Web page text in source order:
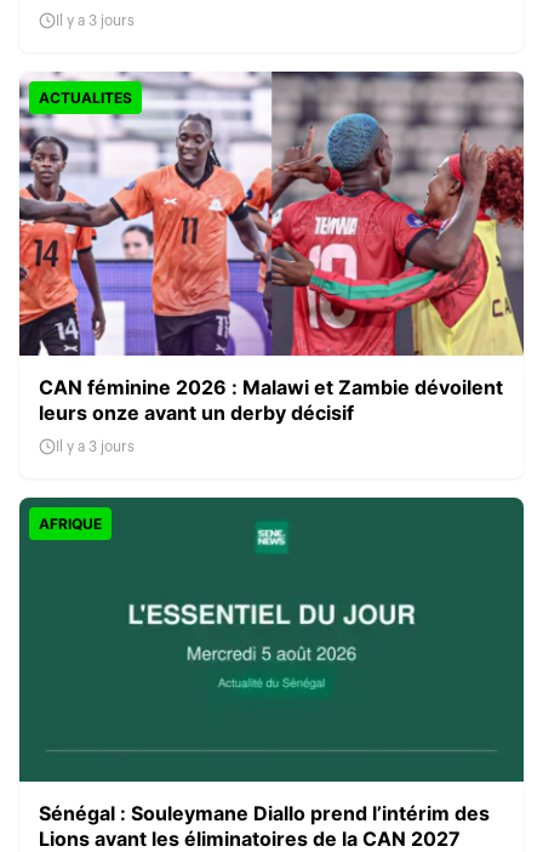
Il y a 3 jours
ACTUALITES
CAN féminine 2026 : Malawi et Zambie dévoilent
leurs onze avant un derby décisif
Il y a 3 jours
AFRIQUE
Sénégal : Souleymane Diallo prend l’intérim des
Lions avant les éliminatoires de la CAN 2027